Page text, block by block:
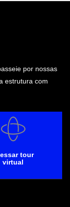
por nossas
estrutura com
tour
virtual